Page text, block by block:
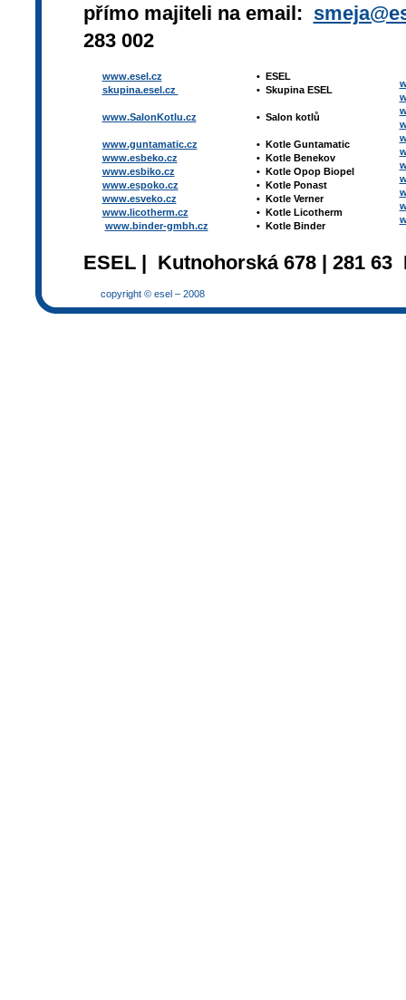
přímo majiteli na email:
283 002
www.esel.cz
skupina.esel.cz
www.SalonKotlu.cz
www.guntamatic.cz
www.esbeko.cz
www.esbiko.cz
www.espoko.cz
www.esveko.cz
www.licotherm.cz
www.binder-gmbh.cz
• ESEL
• Skupina ESEL
• Salon kotlů
• Kotle Guntamatic
• Kotle Benekov
• Kotle Opop Biopel
• Kotle Ponast
• Kotle Verner
• Kotle Licotherm
• Kotle Binder
ESEL | Kutnohorská 678 | 281
copyright © esel – 2008